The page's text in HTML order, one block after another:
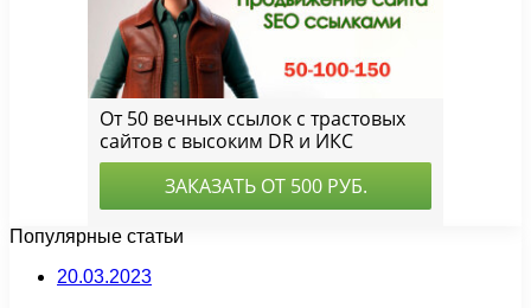
Популярные статьи
20.03.2023